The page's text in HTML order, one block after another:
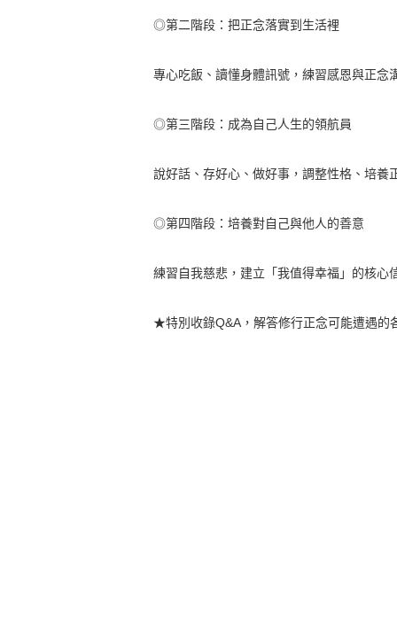
◎第二階段：把正念落實到生活裡
專心吃飯、讀懂身體訊號，練習感恩與正念
◎第三階段：成為自己人生的領航員
說好話、存好心、做好事，調整性格、培養
◎第四階段：培養對自己與他人的善意
練習自我慈悲，建立「我值得幸福」的核心
★特別收錄Q&A，解答修行正念可能遭遇的